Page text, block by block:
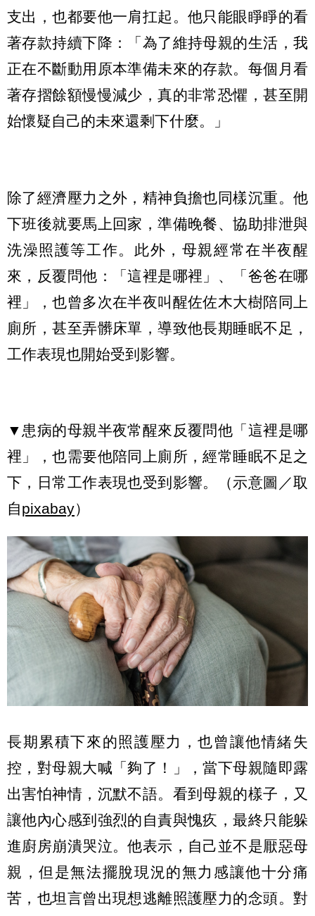
支出，也都要他一肩扛起。他只能眼睜睜的看
著存款持續下降：「為了維持母親的生活，我
正在不斷動用原本準備未來的存款。每個月看
著存摺餘額慢慢減少，真的非常恐懼，甚至開
始懷疑自己的未來還剩下什麼。」
除了經濟壓力之外，精神負擔也同樣沉重。他
下班後就要馬上回家，準備晚餐、協助排泄與
洗澡照護等工作。此外，母親經常在半夜醒
來，反覆問他：「這裡是哪裡」、「爸爸在哪
裡」，也曾多次在半夜叫醒佐佐木大樹陪同上
廁所，甚至弄髒床單，導致他長期睡眠不足，
工作表現也開始受到影響。
▼患病的母親半夜常醒來反覆問他「這裡是哪
裡」，也需要他陪同上廁所，經常睡眠不足之
下，日常工作表現也受到影響。（示意圖／取
自pixabay）
長期累積下來的照護壓力，也曾讓他情緒失
控，對母親大喊「夠了！」，當下母親隨即露
出害怕神情，沉默不語。看到母親的樣子，又
讓他內心感到強烈的自責與愧疚，最終只能躲
進廚房崩潰哭泣。他表示，自己並不是厭惡母
親，但是無法擺脫現況的無力感讓他十分痛
苦，也坦言曾出現想逃離照護壓力的念頭。對